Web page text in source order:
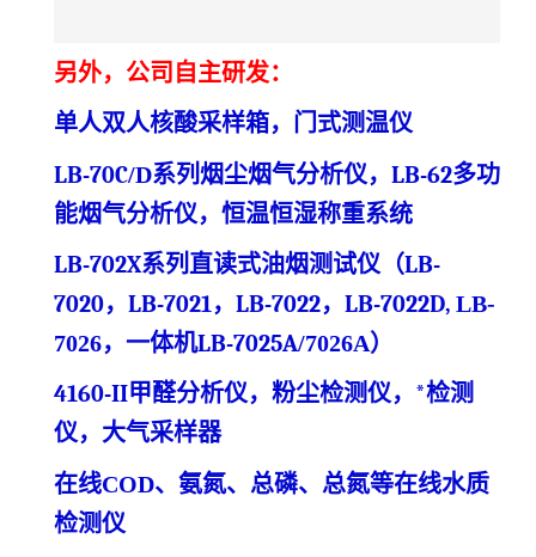
另外，公司自主研发：
单人双人核酸采样箱，门式测温仪
LB-70C/D系列烟尘烟气分析仪，LB-62多功
能烟气分析仪， 恒温恒湿称重系统
LB-702X系列直读式油烟测试仪（LB-
7020，LB-7021，LB-7022，LB-7022D, LB-
7026， 一体机LB-7025A/7026A）
4160-II甲醛分析仪，粉尘检测仪，*检测
仪，大气采样器
在线COD、氨氮、总磷、总氮等在线水质
检测仪